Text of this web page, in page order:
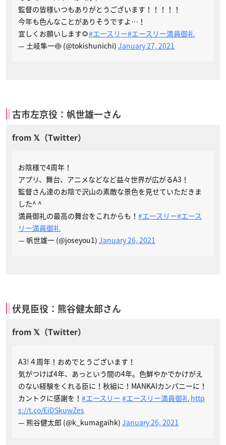
監督の皆様いつもありがとうございます！！！！！
今年も色んなことがありそうですよ…！
宜しくお願いします🌻#エースリー#エースリー満員御礼
— 土岐隼一🍥 (@tokishunichi) January 27, 2021
古市左京役：帆世雄一さん
お陰様で4周年！
アプリ、舞台、アニメなどなど益々世界が広がるA3！
監督さん達のお陰で沢山の素敵な景色を見せていただきま
した^ ^
満員御礼の最高の舞台をこれからも！ #エースリー#エース
リー満員御礼
— 帆世雄一 (@joseyou1) January 26, 2021
伏見臣役：熊谷健太郎さん
A3!４周年！おめでとうございます！
気がつけば4年、あっという間の4年。色鮮やかでかけがえ
のない経験をくれる臣に！秋組に！MANKAIカンパニーに！
カントクに感謝を！ #エースリー #エースリー満員御礼 http
s://t.co/EiDSkuwZes
— 熊谷健太郎 (@k_kumagaihk) January 26, 2021